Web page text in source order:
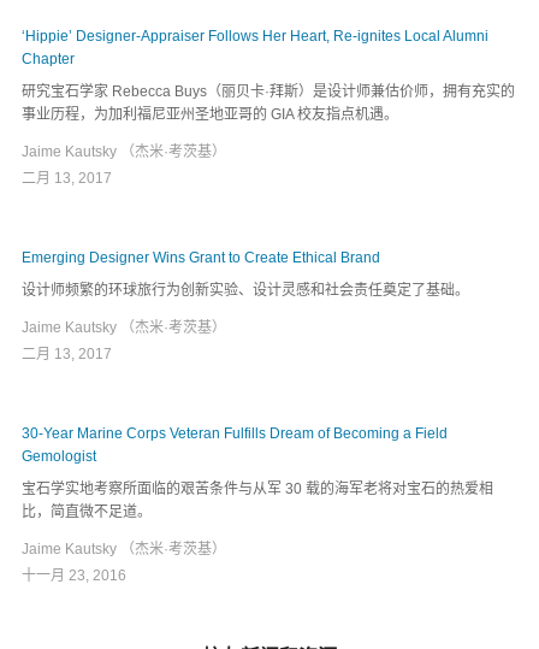
‘Hippie’ Designer-Appraiser Follows Her Heart, Re-ignites Local Alumni
Chapter
研究宝石学家 Rebecca Buys（丽贝卡·拜斯）是设计师兼估价师，拥有充实的
事业历程，为加利福尼亚州圣地亚哥的 GIA 校友指点机遇。
Jaime Kautsky （杰米·考茨基）
二月 13, 2017
Emerging Designer Wins Grant to Create Ethical Brand
设计师频繁的环球旅行为创新实验、设计灵感和社会责任奠定了基础。
Jaime Kautsky （杰米·考茨基）
二月 13, 2017
30-Year Marine Corps Veteran Fulfills Dream of Becoming a Field
Gemologist
宝石学实地考察所面临的艰苦条件与从军 30 载的海军老将对宝石的热爱相
比，简直微不足道。
Jaime Kautsky （杰米·考茨基）
十一月 23, 2016